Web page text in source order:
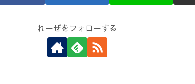
れーぜをフォローする